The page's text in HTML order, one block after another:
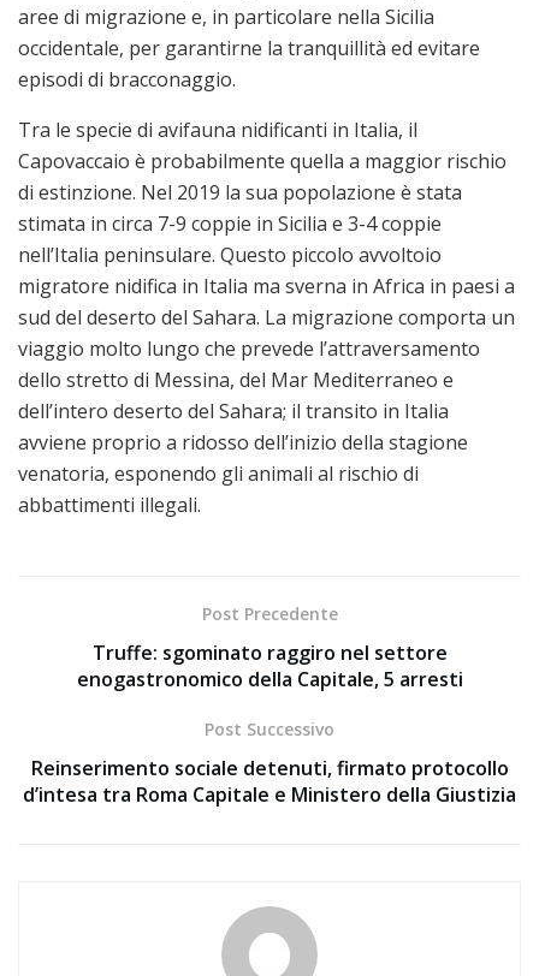
aree di migrazione e, in particolare nella Sicilia
occidentale, per garantirne la tranquillità ed evitare
episodi di bracconaggio.
Tra le specie di avifauna nidificanti in Italia, il
Capovaccaio è probabilmente quella a maggior rischio
di estinzione. Nel 2019 la sua popolazione è stata
stimata in circa 7-9 coppie in Sicilia e 3-4 coppie
nell’Italia peninsulare. Questo piccolo avvoltoio
migratore nidifica in Italia ma sverna in Africa in paesi a
sud del deserto del Sahara. La migrazione comporta un
viaggio molto lungo che prevede l’attraversamento
dello stretto di Messina, del Mar Mediterraneo e
dell’intero deserto del Sahara; il transito in Italia
avviene proprio a ridosso dell’inizio della stagione
venatoria, esponendo gli animali al rischio di
abbattimenti illegali.
Post Precedente
Truffe: sgominato raggiro nel settore
enogastronomico della Capitale, 5 arresti
Post Successivo
Reinserimento sociale detenuti, firmato protocollo
d’intesa tra Roma Capitale e Ministero della Giustizia